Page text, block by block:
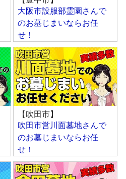
大阪市設服部霊園さんで
のお墓じまいならお任
せ！
【吹田市】
吹田市営川面墓地さんで
のお墓じまいならお任
せ！